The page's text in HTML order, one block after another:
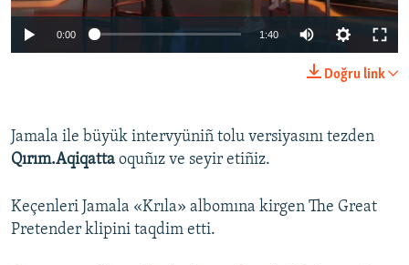
0:00 1:40
Doğru link
Jamala ile büyük intervyüniñ tolu versiyasını tezden
Qırım.Aqiqatta oquñız ve seyir etiñiz.
Keçenleri Jamala «Krıla» albomına kirgen The Great
Pretender klipini taqdim etti.